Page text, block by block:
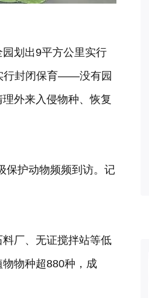
划出9平方公里实行
行封闭保育——没有园
外来入侵物种、恢复
保护动物频频到访。记
厂、无证搅拌站等低
物种超880种，成